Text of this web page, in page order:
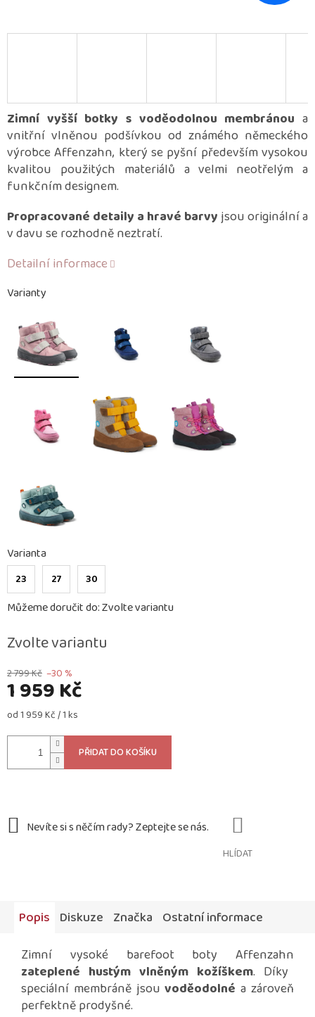
2 799 Kč –30 %
1 959 Kč
Měrná
od 1 959 Kč / 1 ks
Zvolte variantu
Varianty
Varianta
23 27 30
Můžeme doručit do:Zvolte variantu
PŘIDAT DO KOŠÍKU
Zimní vyšší botky s voděodolnou membránou a
vnitřní vlněnou podšívkou od známého německého
výrobce Affenzahn, který se pyšní především vysokou
kvalitou použitých materiálů a velmi neotřelým a
funkčním designem.
Propracované detaily a hravé barvyjsou originální a
v davu se rozhodně neztratí.
Detailní informace
HLÍDAT
Popis Diskuze Značka Ostatní informace
Zimní vysoké barefoot boty Affenzahn
zateplené hustým vlněným kožíškem. Díky
speciální membráně jsouvoděodolné a zároveň
perfektně prodyšné.